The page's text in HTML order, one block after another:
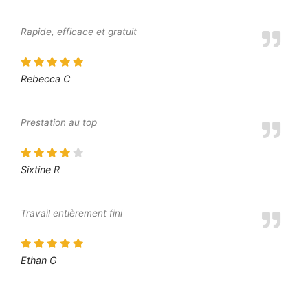
Rapide, efficace et gratuit
Rebecca C
Prestation au top
Sixtine R
Travail entièrement fini
Ethan G